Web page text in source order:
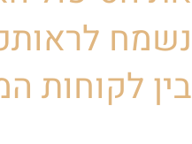
נשמח
בין לקוחות